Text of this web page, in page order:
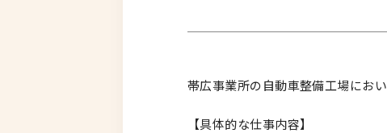
帯広事業所の自動車整備工場にお
【具体的な仕事内容】